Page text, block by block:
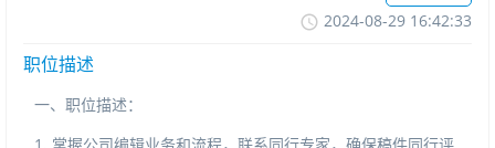
2024-08-2916:42:33
职位描述
一、职位描述：